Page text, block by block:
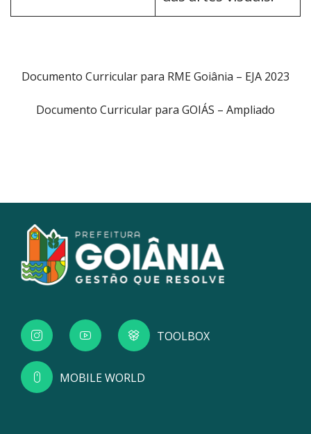
Documento Curricular para RME Goiânia – EJA 2023
Documento Curricular para GOIÁS – Ampliado
TOOLBOX
MOBILE WORLD